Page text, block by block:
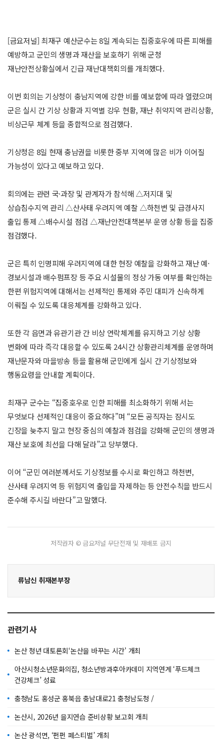
[금요저널] 최재구 예산군수는 8일 계속되는 집중호우에 따른 피해를
예방하고 군민의 생명과 재산을 보호하기 위해 군청
재난안전상황실에서 긴급 재난대책회의를 개최했다.
이번 회의는 기상청이 충남지역에 강한 비를 예보함에 따라 열렸으며
군은 실시 간 기상 상황과 지역별 강우 현황, 재난 취약지역 관리상황,
비상근무 체계 등을 종합적으로 점검했다.
기상청은 8일 현재 충남권을 비롯한 중부 지역에 많은 비가 이어질
가능성이 있다고 예보하고 있다.
회의에는 관련 국·과장 및 관계자가 참석해 △저지대 및
상습침수지역 관리 △산사태 우려지역 예찰 △하천변 및 급경사지
출입 통제 △배수시설 점검 △재난안전대책본부 운영 상황 등을 집중
점검했다.
군은 특히 인명피해 우려지역에 대한 현장 예찰을 강화하고 재난 예·
경보시설과 배수펌프장 등 주요 시설물의 정상 가동 여부를 확인하는
한편 위험지역에 대해서는 선제적인 통제와 주민 대피가 신속하게
이뤄질 수 있도록 대응체계를 강화하고 있다.
또한 각 읍면과 유관기관 간 비상 연락체계를 유지하고 기상 상황
변화에 따라 즉각 대응할 수 있도록 24시간 상황관리체계를 운영하며
재난문자와 마을방송 등을 활용해 군민에게 실시 간 기상정보와
행동요령을 안내할 계획이다.
최재구 군수는 “집중호우로 인한 피해를 최소화하기 위해 서는
무엇보다 선제적인 대응이 중요하다”며 “모든 공직자는 잠시도
긴장을 늦추지 말고 현장 중심의 예찰과 점검을 강화해 군민의 생명과
재산 보호에 최선을 다해 달라”고 당부했다.
이어 “군민 여러분께서도 기상정보를 수시로 확인하고 하천변,
산사태 우려지역 등 위험지역 출입을 자제하는 등 안전수칙을 반드시
준수해 주시길 바란다”고 말했다.
저작권자 © 금요저널 무단전재 및 재배포 금지
류남신 취재본부장
관련기사
논산 청년 대토론회‘논산을 바꾸는 시간’ 개최
아산시청소년문화의집, 청소년방과후아카데미 지역연계 ‘푸드체크
건강체크’ 성료
충청남도 홍성군 홍북읍 충남대로21 충청남도청 /
논산시, 2026년 을지연습 준비상황 보고회 개최
논산 광석면, ‘펀펀 페스티벌’ 개최